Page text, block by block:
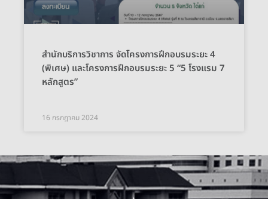
สำนักบริการวิชาการ จัดโครงการฝึกอบรมระยะ 4
(พิเศษ) และโครงการฝึกอบรมระยะ 5 “5 โรงแรม 7
หลักสูตร”
16 กรกฎาคม 2024